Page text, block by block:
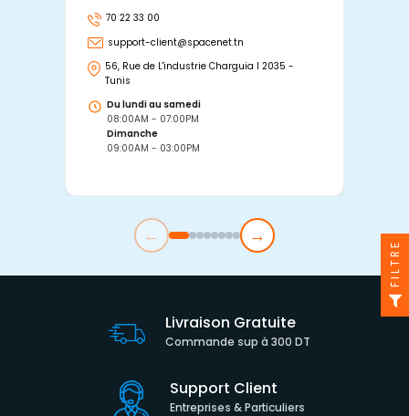
70 22 33 00
support-client@spacenet.tn
56, Rue de L'industrie Charguia I 2035 -
Tunis
Du lundi au samedi
08:00AM - 07:00PM
Dimanche
09:00AM - 03:00PM
← →
Livraison Gratuite
Commande sup à 300 DT
Support Client
Entreprises & Particuliers
FILTRE